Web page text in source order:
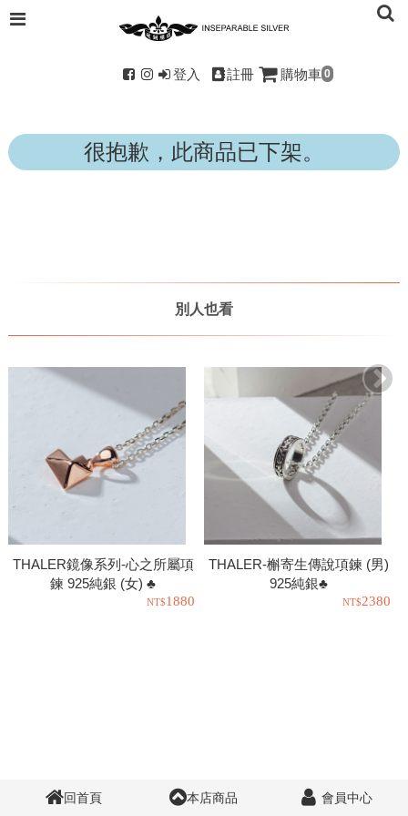
登入 註冊 購物車 0
很抱歉，此商品已下架。
別人也看
THALER鏡像系列-心之所屬項
鍊 925純銀 (女) ♣
1880
THALER-槲寄生傳說項鍊 (男)
925純銀♣
2380
回首頁 本店商品 會員中心